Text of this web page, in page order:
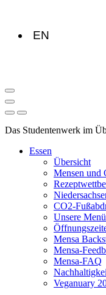
EN
Das Studentenwerk im
Essen
Übersicht
Mensen und
CO2-
Unsere
Mensa
Mensa-
Mensa-FAQ
Veganuary